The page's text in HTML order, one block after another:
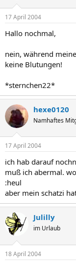
17 April 2004
Hallo nochmal,
nein, während
keine Blutungen!
*sternchen22*
hexe0120
Namhaftes
17 April 2004
ich hab darauf
muß ich abermal.
:heul
aber mein schatzi
Julilly
im Urlaub
18 April 2004